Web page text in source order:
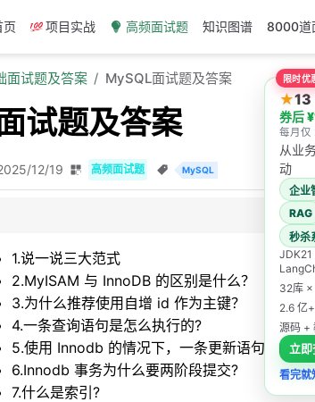
页 项目实战 高频面试题 知识图谱 8000道
面试题及答案 MySQL面试题及答案
试题及答案
12/19 高频面试题 MySQL
的区别是什么？
增 id 作为主键？
么执行的?
况下，一条更新语句是怎么执行的?
么要两阶段提交?
1.说一说三大范式
2.MyISAM 与 InnoDB 的区别是什么？
3.为什么推荐使用自增 id 作为主键？
4.一条查询语句是怎么执行的?
5.使用 Innodb 的情况下，一条更新语句是怎么
6.Innodb 事务为什么要两阶段提交?
7.什么是索引?
限时优
★13
券后
每月仅
从业
动
企业
RAG
秒杀
32库 ×
2.6 亿
源码 +
立即
看完就